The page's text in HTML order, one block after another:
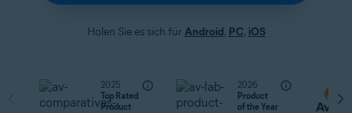
Holen Sie es sich fürAndroid, PC, iOS
2025
Top Rated
Product
2026
Product
of the Year